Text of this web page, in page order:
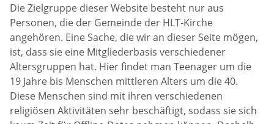
Die Zielgruppe dieser Website besteht nur aus
Personen, die der Gemeinde der HLT-Kirche
angehören. Eine Sache, die wir an dieser Seite mögen,
ist, dass sie eine Mitgliederbasis verschiedener
Altersgruppen hat. Hier findet man Teenager um die
19 Jahre bis Menschen mittleren Alters um die 40.
Diese Menschen sind mit ihren verschiedenen
religiösen Aktivitäten sehr beschäftigt, sodass sie sich